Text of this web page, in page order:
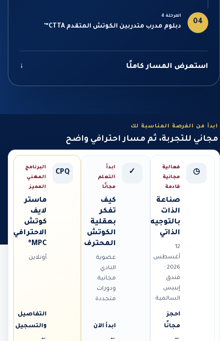
04
المرحلة 4
دبلوم مدرب متدربين الكوتش المتقدم CTTA™
استعرض المسار كاملًا ↓
ابدأ من الفرصة المناسبة لك
مجاني للتجربة، ثم مسار احترافي واضح
◷
فعالية
مجانية
قادمة
صناعة
الذات
بالتوجيه
الذاتي
12
أغسطس
2026 ·
فندق
إيبيس
السالمية
احجز
مجانًا
←
✓
ابدأ
التعلم
مجانًا
كيف
تفكر
بعقلية
الكوتش
المحترف
عضوية
النادي
مجانية
ودورات
متجددة
ابدأ الآن
←
CPQ
البرنامج
المهني
المميز
ماستر
لايف
كوتش
الاحترافي
MPC®
أونلاين
التفاصيل
والتسجيل
←